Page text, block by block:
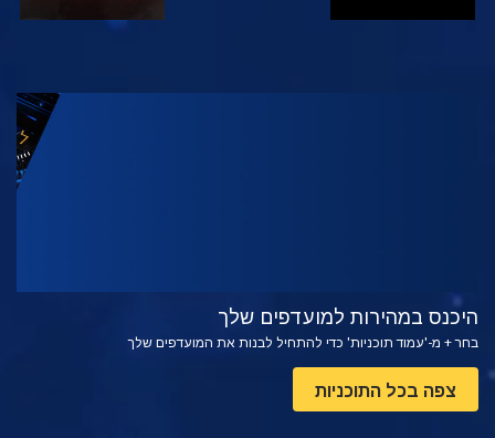
בדוק את הסדרה
היכנס במהירות למועדפים שלך
בחר + מ-'עמוד תוכניות' כדי להתחיל לבנות את המועדפים שלך
צפה בכל התוכניות